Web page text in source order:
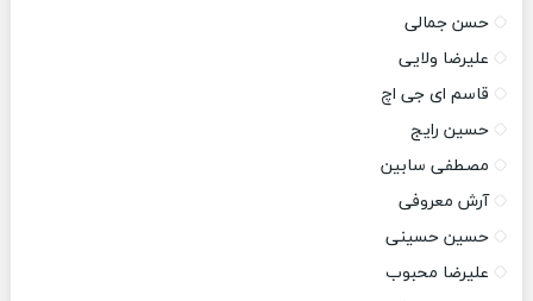
حسن جمالی
علیرضا ولایی
قاسم ای جی اچ
حسین رایج
مصطفی سابین
آرش معروفی
حسین حسینی
علیرضا محبوب